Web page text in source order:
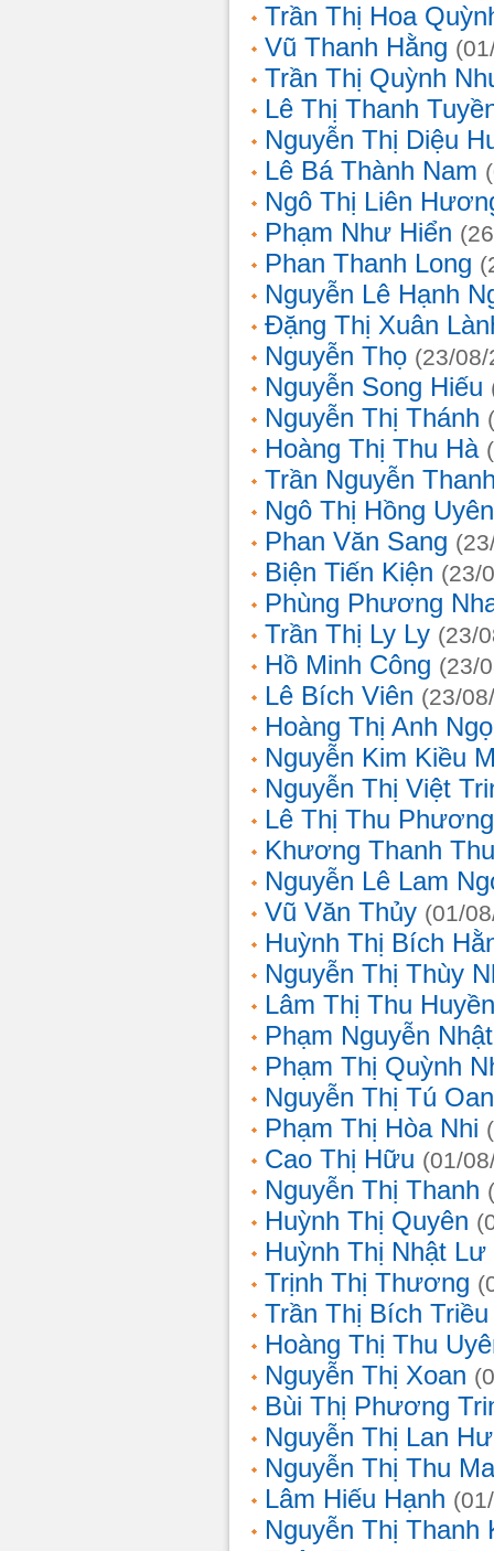
Trần Thị Hoa
Vũ Thanh Hằng
Trần Thị Quỳnh
Lê Thị Thanh
Nguyễn Thị Diệu
Lê Bá Thành Nam
Ngô Thị Liên
Phạm Như Hiển
Phan Thanh Long
Nguyễn Lê Hạnh
Đặng Thị Xuân
Nguyễn Thọ (23/
Nguyễn Song Hiếu
Nguyễn Thị Thánh
Hoàng Thị Thu Hà
Trần Nguyễn
Ngô Thị Hồng Uyên
Phan Văn Sang
Biện Tiến Kiện (23/
Phùng Phương
Trần Thị Ly Ly (23/
Hồ Minh Công (23/
Lê Bích Viên (23/
Hoàng Thị Anh
Nguyễn Kim Kiều
Nguyễn Thị Việt
Lê Thị Thu Phương
Khương Thanh
Nguyễn Lê Lam
Vũ Văn Thủy (01/
Huỳnh Thị Bích
Nguyễn Thị Thùy
Lâm Thị Thu Huyền
Phạm Nguyễn
Phạm Thị Quỳnh
Nguyễn Thị Tú
Phạm Thị Hòa Nhi
Cao Thị Hữu (01/
Nguyễn Thị Thanh
Huỳnh Thị Quyên
Huỳnh Thị Nhật Lư
Trịnh Thị Thương
Trần Thị Bích Triều
Hoàng Thị Thu
Nguyễn Thị Xoan
Bùi Thị Phương
Nguyễn Thị Lan
Nguyễn Thị Thu
Lâm Hiếu Hạnh
Nguyễn Thị Thanh